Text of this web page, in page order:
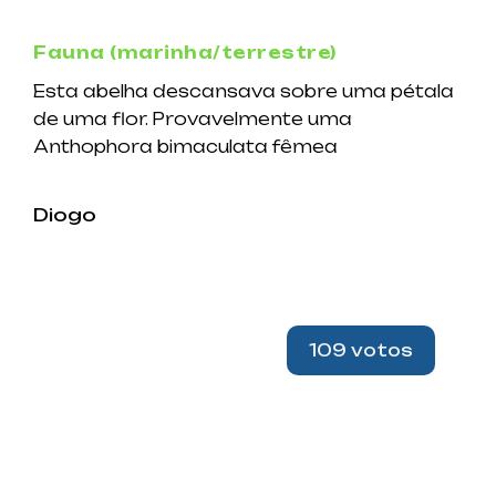
Fauna (marinha/terrestre)
Esta abelha descansava sobre uma pétala
de uma flor. Provavelmente uma
Anthophora bimaculata fêmea
Diogo
109 votos